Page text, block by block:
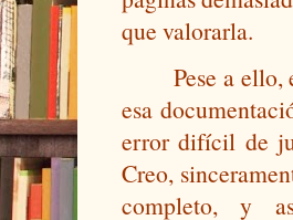
que valorarla.
Pese a
esa
error difícil de
Creo,